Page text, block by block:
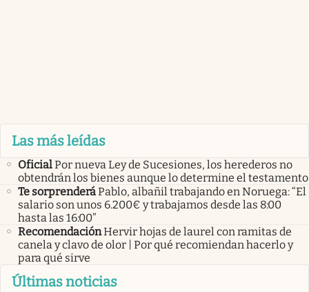
Las más leídas
OficialPor nueva Ley de Sucesiones, los herederos no
obtendrán los bienes aunque lo determine el testamento
Te sorprenderáPablo, albañil trabajando en Noruega: “El
salario son unos 6.200€ y trabajamos desde las 8:00
hasta las 16:00”
RecomendaciónHervir hojas de laurel con ramitas de
canela y clavo de olor | Por qué recomiendan hacerlo y
para qué sirve
Últimas noticias